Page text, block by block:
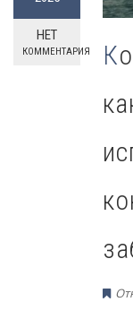
НЕТ
КОММЕНТАРИЯ
Когда государство